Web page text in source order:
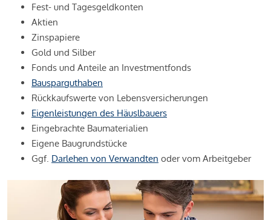
Fest- und Tagesgeldkonten
Aktien
Zinspapiere
Gold und Silber
Fonds und Anteile an Investmentfonds
Bausparguthaben
Rückkaufswerte von Lebensversicherungen
Eigenleistungen des Häuslbauers
Eingebrachte Baumaterialien
Eigene Baugrundstücke
Ggf. Darlehen von Verwandten oder vom Arbeitgeber